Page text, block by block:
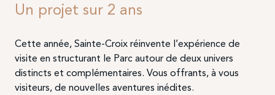
Un projet sur 2 ans
Cette année, Sainte-Croix réinvente l’expérience de
visite en structurant le Parc autour de deux univers
distincts et complémentaires. Vous offrants, à vous
visiteurs, de nouvelles aventures inédites.